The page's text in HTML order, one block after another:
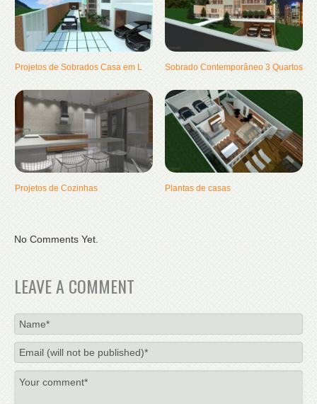
Projetos de Sobrados Casa em L Sobrado Contemporâneo 3 Quartos
Projetos de Cozinhas Plantas de casas
No Comments Yet.
LEAVE A COMMENT